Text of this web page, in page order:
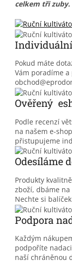
celkem tři zuby.
Pokud máte
Vám poradíme
Ověřený
Podle recenzí
na našem e-
přistupujeme
Odesíláme
Produkty
zboží, dbáme
Nechte si
Podpora
Každým
podpoříte
naší chráněnou